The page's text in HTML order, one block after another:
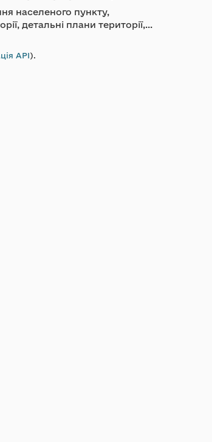
населеного пункту,
детальні плани території,...
API).